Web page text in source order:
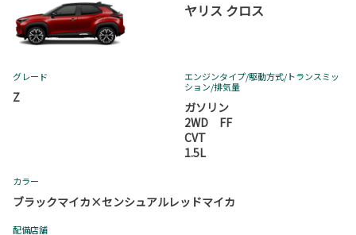
ヤリス クロス
グレード
Z
エンジンタイプ/駆動方式/トランスミッ
ション/排気量
ガソリン
2WD FF
CVT
1.5L
カラー
ブラックマイカ×センシュアルレッドマイカ
配備店舗